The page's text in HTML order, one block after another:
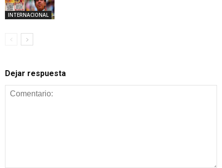
INTERNACIONAL
Dejar respuesta